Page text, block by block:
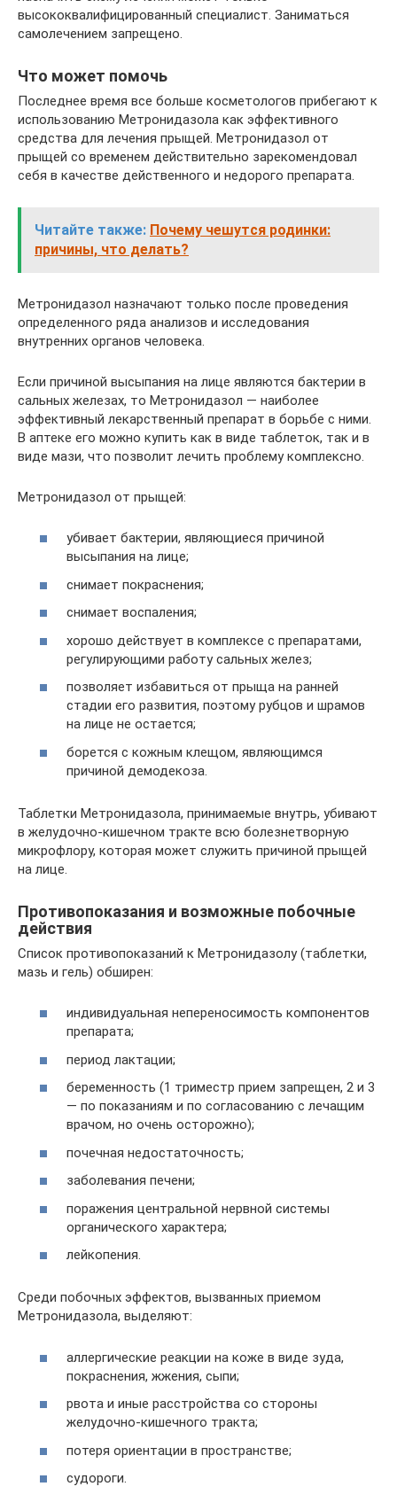
высококвалифицированный специалист. Заниматься
самолечением запрещено.
Что может помочь
Последнее время все больше косметологов прибегают к
использованию Метронидазола как эффективного
средства для лечения прыщей. Метронидазол от
прыщей со временем действительно зарекомендовал
себя в качестве действенного и недорого препарата.
Читайте также: Почему чешутся родинки:
причины, что делать?
Метронидазол назначают только после проведения
определенного ряда анализов и исследования
внутренних органов человека.
Если причиной высыпания на лице являются бактерии в
сальных железах, то Метронидазол — наиболее
эффективный лекарственный препарат в борьбе с ними.
В аптеке его можно купить как в виде таблеток, так и в
виде мази, что позволит лечить проблему комплексно.
Метронидазол от прыщей:
убивает бактерии, являющиеся причиной
высыпания на лице;
снимает покраснения;
снимает воспаления;
хорошо действует в комплексе с препаратами,
регулирующими работу сальных желез;
позволяет избавиться от прыща на ранней
стадии его развития, поэтому рубцов и шрамов
на лице не остается;
борется с кожным клещом, являющимся
причиной демодекоза.
Таблетки Метронидазола, принимаемые внутрь, убивают
в желудочно-кишечном тракте всю болезнетворную
микрофлору, которая может служить причиной прыщей
на лице.
Противопоказания и возможные побочные
действия
Список противопоказаний к Метронидазолу (таблетки,
мазь и гель) обширен:
индивидуальная непереносимость компонентов
препарата;
период лактации;
беременность (1 триместр прием запрещен, 2 и 3
— по показаниям и по согласованию с лечащим
врачом, но очень осторожно);
почечная недостаточность;
заболевания печени;
поражения центральной нервной системы
органического характера;
лейкопения.
Среди побочных эффектов, вызванных приемом
Метронидазола, выделяют:
аллергические реакции на коже в виде зуда,
покраснения, жжения, сыпи;
рвота и иные расстройства со стороны
желудочно-кишечного тракта;
потеря ориентации в пространстве;
судороги.